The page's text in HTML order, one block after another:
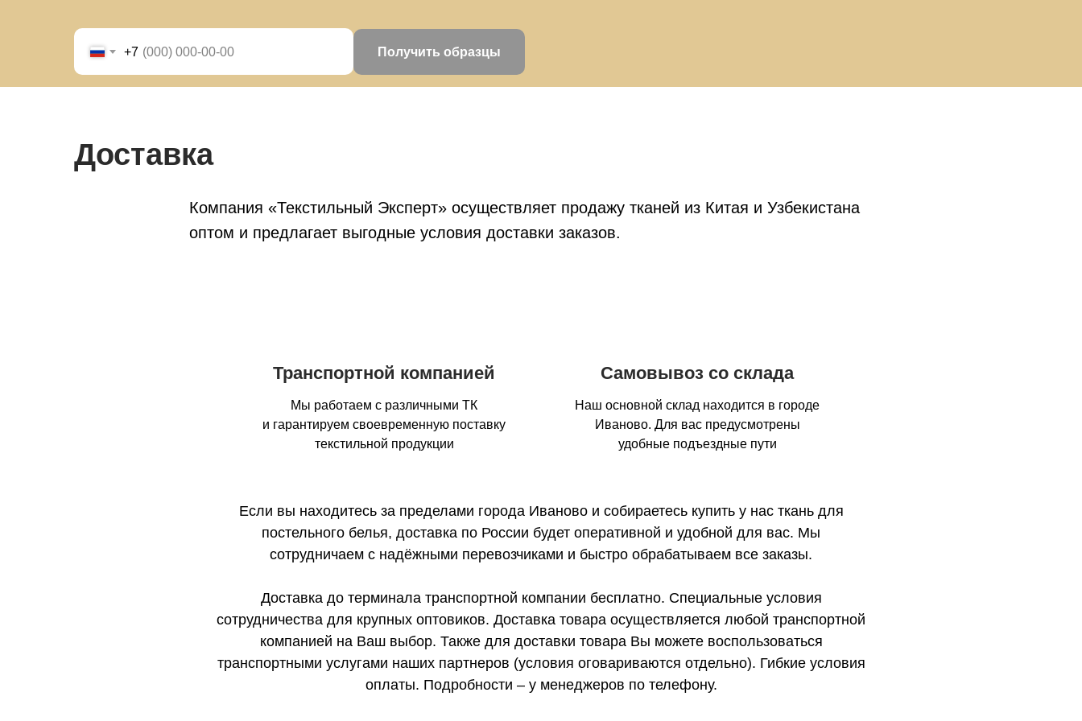
+7 Получить образцы
Доставка
Если вы находитесь за пределами города Иваново и собираетесь купить у нас ткань для
постельного белья, доставка по России будет оперативной и удобной для вас. Мы
сотрудничаем с надёжными перевозчиками и быстро обрабатываем все заказы.
Доставка до терминала транспортной компании бесплатно. Специальные условия
сотрудничества для крупных оптовиков. Доставка товара осуществляется любой транспортной
компанией на Ваш выбор. Также для доставки товара Вы можете воспользоваться
транспортными услугами наших партнеров (условия оговариваются отдельно). Гибкие условия
оплаты. Подробности – у менеджеров по телефону.
Наш основной склад находится в городе
Иваново. Для вас предусмотрены
удобные подъездные пути
Мы работаем с различными ТК
и гарантируем своевременную поставку
текстильной продукции
Транспортной компанией Самовывоз со склада
Компания «Текстильный Эксперт» осуществляет продажу тканей из Китая и Узбекистана
оптом и предлагает выгодные условия доставки заказов.